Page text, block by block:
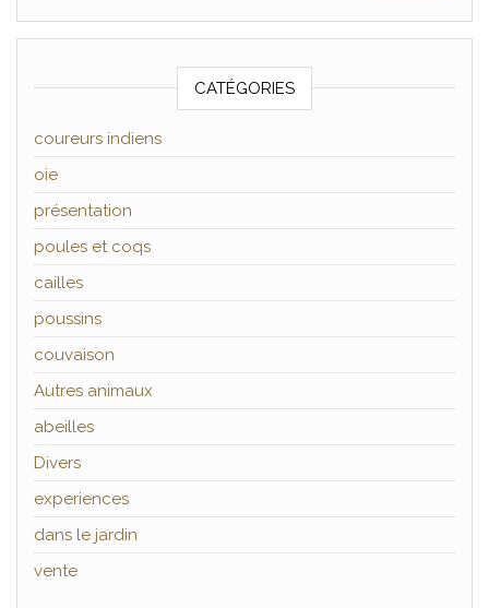
CATÉGORIES
coureurs indiens
oie
présentation
poules et coqs
cailles
poussins
couvaison
Autres animaux
abeilles
Divers
experiences
dans le jardin
vente